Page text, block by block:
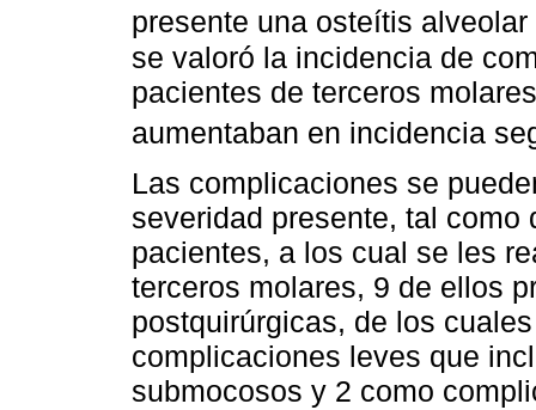
presente una osteítis alveolar
se valoró la incidencia de
pacientes de terceros
aumentaban en incidencia
Las complicaciones se
severidad presente, tal como
pacientes, a los cual se les
terceros molares, 9 de ellos
postquirúrgicas, de los
complicaciones leves que
submocosos y 2 como